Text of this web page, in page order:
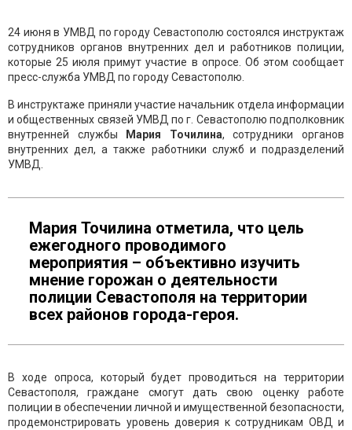
24 июня в УМВД по городу Севастополю состоялся инструктаж
сотрудников органов внутренних дел и работников полиции,
которые 25 июля примут участие в опросе. Об этом сообщает
пресс-служба УМВД по городу Севастополю.
В инструктаже приняли участие начальник отдела информации
и общественных связей УМВД по г. Севастополю подполковник
внутренней службы
Мария Точилина, сотрудники органов
внутренних дел, а также работники служб и подразделений
УМВД.
Мария Точилина отметила, что цель
ежегодного проводимого
мероприятия – объективно изучить
мнение горожан о деятельности
полиции Севастополя на территории
всех районов города-героя.
В ходе опроса, который будет проводиться на территории
Севастополя, граждане смогут дать свою оценку работе
полиции в обеспечении личной и имущественной безопасности,
продемонстрировать уровень доверия к сотрудникам ОВД и